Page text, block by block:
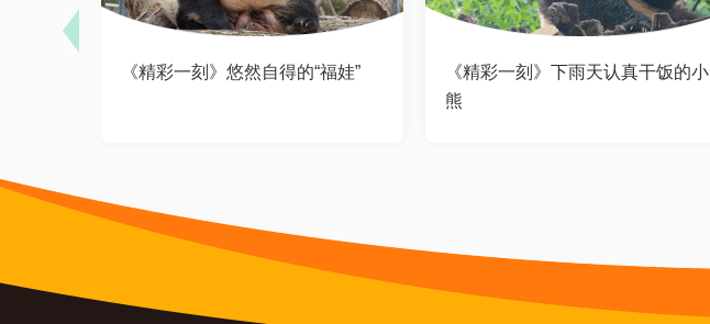
《精彩一刻》悠然自得的“福娃”
《精彩一刻》下雨天认真干饭的小
熊